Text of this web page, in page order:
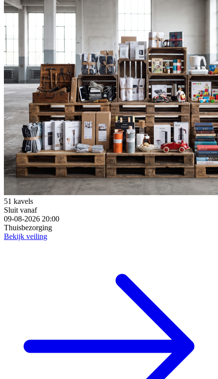
51 kavels
Sluit vanaf
09-08-2026 20:00
Thuisbezorging
Bekijk veiling